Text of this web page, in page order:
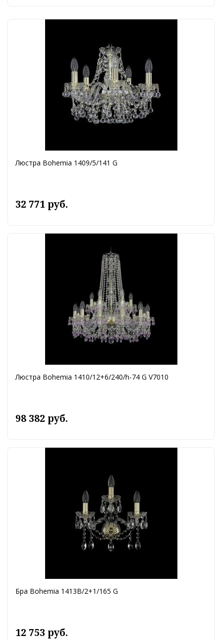
Люстра Bohemia 1409/5/141 G
32 771 руб.
Люстра Bohemia 1410/12+6/240/h-74 G V7010
98 382 руб.
Бра Bohemia 1413B/2+1/165 G
12 753 руб.